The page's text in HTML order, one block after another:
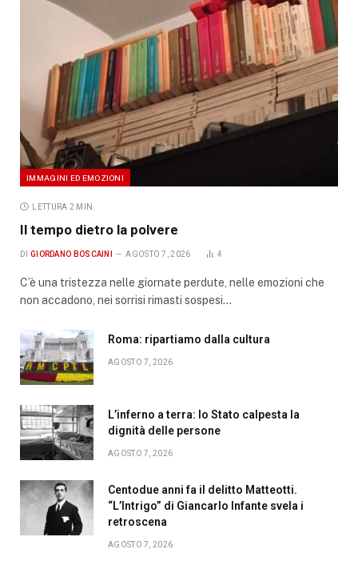
IMMAGINI ED EMOZIONI
LETTURA 2 MIN.
Il tempo dietro la polvere
DI GIORDANO BOSCAINI AGOSTO 7, 2026 4
C’è una tristezza nelle giornate perdute, nelle emozioni che
non accadono, nei sorrisi rimasti sospesi…
Roma: ripartiamo dalla cultura
AGOSTO 7, 2026
L’inferno a terra: lo Stato calpesta la
dignità delle persone
AGOSTO 7, 2026
Centodue anni fa il delitto Matteotti.
“L’Intrigo” di Giancarlo Infante svela i
retroscena
AGOSTO 7, 2026